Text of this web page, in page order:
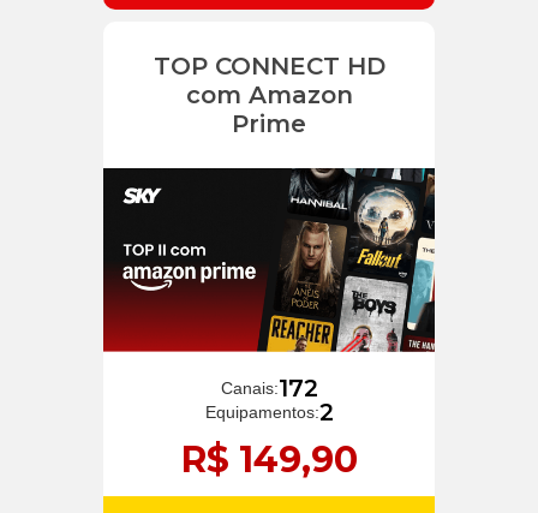
TOP CONNECT HD
com Amazon
Prime
Canais:172
Equipamentos:2
R$ 149,90